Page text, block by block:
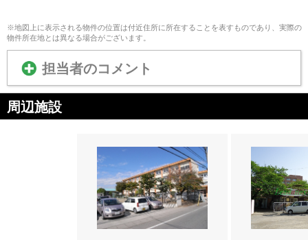
※地図上に表示される物件の位置は付近住所に所在することを表すものであり、実際の
物件所在地とは異なる場合がございます。
担当者のコメント
周辺施設